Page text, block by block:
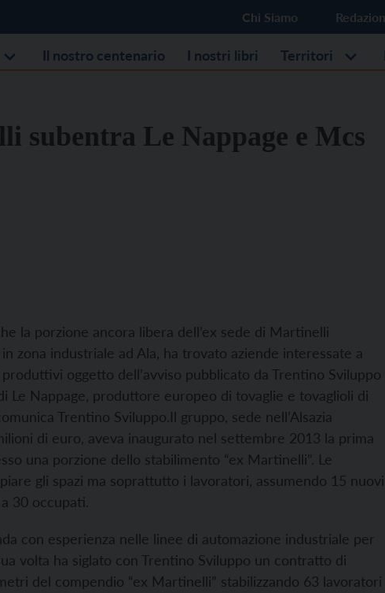
Chi Siamo
Il nostro centenario I nostri libri Territori
subentra Le Nappage e Mcs
la porzione ancora libera dell’ex sede di Martinelli
zona industriale ad Ala, ha trovato aziende interessate a
oggetto dell’avviso pubblicato da Trentino Sviluppo
Le Nappage, produttore europeo di tovaglie e tovaglioli di
Trentino Sviluppo.Il gruppo, sede nell’Alsazia
di euro, aveva inaugurato nel settembre 2013 la prima
una porzione dello stabilimento “ex Martinelli”. Le
gli spazi ma soprattutto i lavoratori, assumendo 15 nuovi
30 occupati.
con esperienza nelle linee di automazione industriale per
volta ha siglato con Trentino Sviluppo un contratto di
del compendio “ex Martinelli” stabilizzando 63 lavoratori